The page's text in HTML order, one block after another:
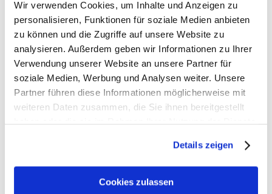
Wir verwenden Cookies, um Inhalte und Anzeigen zu
personalisieren, Funktionen für soziale Medien anbieten
zu können und die Zugriffe auf unsere Website zu
analysieren. Außerdem geben wir Informationen zu Ihrer
Verwendung unserer Website an unsere Partner für
soziale Medien, Werbung und Analysen weiter. Unsere
Partner führen diese Informationen möglicherweise mit
weiteren Daten zusammen, die Sie ihnen bereitgestellt
Details zeigen
Cookies zulassen
SYSTEM für Körpermaße von 135 bis 180 cm
- Positionsverstellbare Riemen zur körpernahen
Rückenlage
- Brustgurt mit Höhenoption sowie Hüftgurt zum
Abnehmen
- Längenregulierbare Schulterpolster mit weicher
Polsterung
- Stabiler Rückenbereich mit Polsterung aus
atmungsaktivem Air-Mesh und Belüftungszonen
- Bereich für Laptop und Tablet, Organisationsfach
- Aufnahmeoption für faltbare Heftbox per
Clipbefestigung am Bücherfach oder für Tablet-